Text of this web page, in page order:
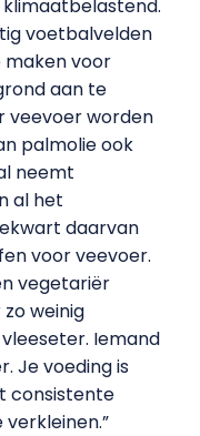
voetbalvelden
maken voor
aan te
veevoer worden
palmolie ook
neemt
al het
daarvan
voor veevoer.
vegetariër
weinig
Iemand
Je voeding is
consistente